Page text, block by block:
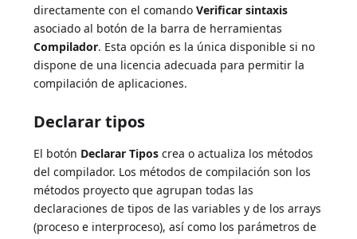
directamente con el comandoVerificar sintaxis
asociado al botón de la barra de herramientas
Compilador. Esta opción es la única disponible si no
dispone de una licencia adecuada para permitir la
compilación de aplicaciones.
Declarar tipos
El botón Declarar Tipos crea o actualiza los métodos
del compilador. Los métodos de compilación son los
métodos proyecto que agrupan todas las
declaraciones de tipos de las variables y de los arrays
(proceso e interproceso), así como los parámetros de